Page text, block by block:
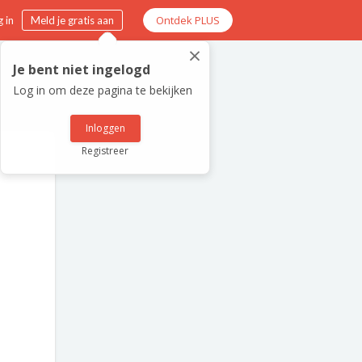
in Meld je gratis aan Ontdek PLUS
×
Je bent niet ingelogd
Log in om deze pagina te bekijken
Inloggen
Registreer